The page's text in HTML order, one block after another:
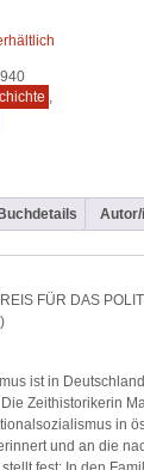
,
Buchdetails Autor/
FÜR DAS
ist in
Zeithistorikerin
in
und an die